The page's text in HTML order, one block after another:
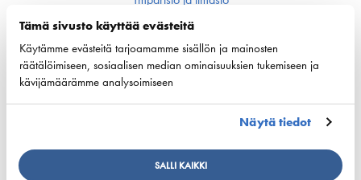
Tämä sivusto käyttää evästeitä
Käytämme evästeitä tarjoamamme sisällön ja mainosten
räätälöimiseen, sosiaalisen median ominaisuuksien tukemiseen ja
kävijämäärämme analysoimiseen
Näytä tiedot
SALLI KAIKKI
ympäristöystävällisiin ratkaisuihin uusissa aluksissa
Turvallisuus
Työmarkkinat ja osaaminen
Koulutus ja osaaminen
Suomen Varustamoiden Yrityskylä